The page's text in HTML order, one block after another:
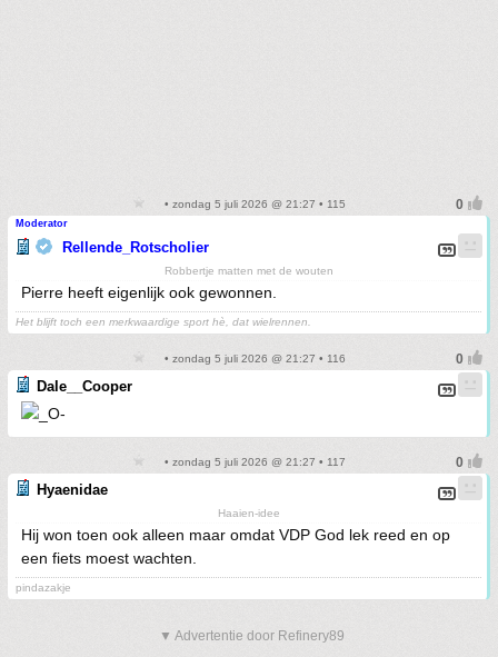
• zondag 5 juli 2026 @ 21:27 • 115
Moderator
Rellende_Rotscholier
Robbertje matten met de wouten
Pierre heeft eigenlijk ook gewonnen.
Het blijft toch een merkwaardige sport hè, dat wielrennen.
• zondag 5 juli 2026 @ 21:27 • 116
Dale__Cooper
• zondag 5 juli 2026 @ 21:27 • 117
Hyaenidae
Haaien-idee
Hij won toen ook alleen maar omdat VDP God lek reed en op
een fiets moest wachten.
pindazakje
▼ Advertentie door Refinery89